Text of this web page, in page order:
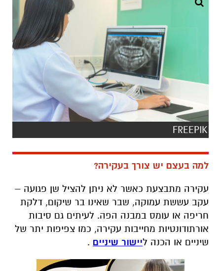
FREEPIK
למה בעצם יש צורך בעקירה?
עקירה מתבצעת כאשר לא ניתן להציל שן פגועה –
עקב עששת עמוקה, שבר שאינו בר שיקום, דלקת
חריפה או עומס במבנה הפה. לעיתים גם סיבות
אורתודונטיות מחייבות עקירה, כמו צפיפות יתר של
שיניים או הכנה ליישור שיניים .